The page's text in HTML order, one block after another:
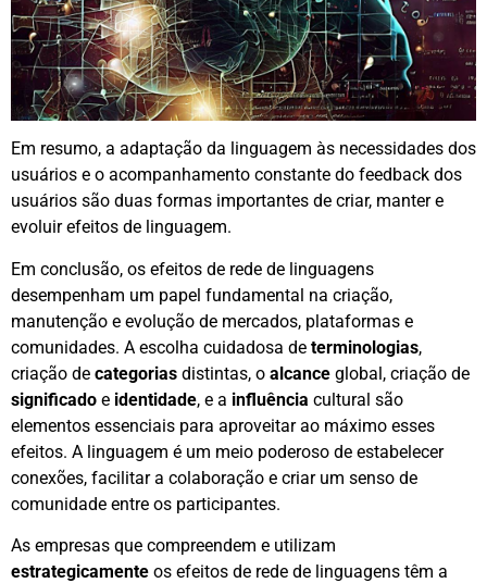
Em resumo, a adaptação da linguagem às necessidades dos
usuários e o acompanhamento constante do feedback dos
usuários são duas formas importantes de criar, manter e
evoluir efeitos de linguagem.
Em conclusão, os efeitos de rede de linguagens
desempenham um papel fundamental na criação,
manutenção e evolução de mercados, plataformas e
comunidades. A escolha cuidadosa de terminologias,
criação de categorias distintas, o alcance global, criação de
significado e identidade, e a influência cultural são
elementos essenciais para aproveitar ao máximo esses
efeitos. A linguagem é um meio poderoso de estabelecer
conexões, facilitar a colaboração e criar um senso de
comunidade entre os participantes.
As empresas que compreendem e utilizam
estrategicamente os efeitos de rede de linguagens têm a